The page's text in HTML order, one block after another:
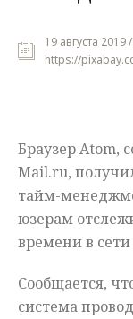
Мнения
19 августа
https://
Браузер Atom,
Mail.ru,
тайм-
юзерам
времени в
Сообщается,
система